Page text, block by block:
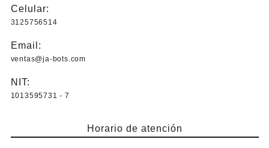
Celular:
3125756514
Email:
ventas@ja-bots.com
NIT:
1013595731 - 7
Horario de atención